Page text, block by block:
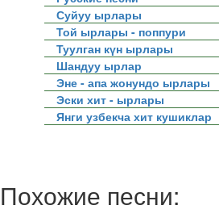
Суйуу ырлары
Той ырлары - поппури
Туулган күн ырлары
Шандуу ырлар
Эне - апа жонундо ырлары
Эски хит - ырлары
Янги узбекча хит кушиклар
Похожие песни: